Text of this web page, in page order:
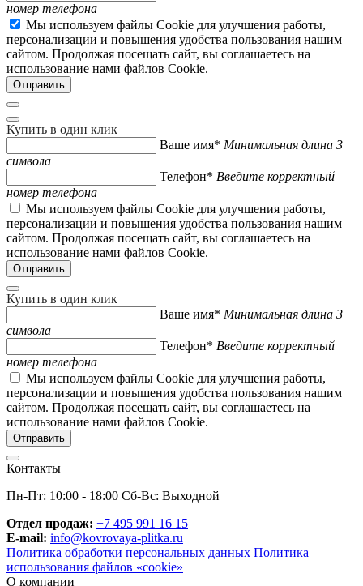
номер телефона
Мы используем файлы Cookie для улучшения работы,
персонализации и повышения удобства пользования нашим
сайтом. Продолжая посещать сайт, вы соглашаетесь на
использование нами файлов Cookie.
Купить в один клик
Ваше имя* Минимальная длина 3
символа
Телефон* Введите корректный
номер телефона
Мы используем файлы Cookie для улучшения работы,
персонализации и повышения удобства пользования нашим
сайтом. Продолжая посещать сайт, вы соглашаетесь на
использование нами файлов Cookie.
Купить в один клик
Ваше имя* Минимальная длина 3
символа
Телефон* Введите корректный
номер телефона
Мы используем файлы Cookie для улучшения работы,
персонализации и повышения удобства пользования нашим
сайтом. Продолжая посещать сайт, вы соглашаетесь на
использование нами файлов Cookie.
Контакты
Пн-Пт: 10:00 - 18:00 Сб-Вс: Выходной
Отдел продаж: +7 495 991 16 15
E-mail: info@kovrovaya-plitka.ru
Политика обработки персональных данных Политика
использования файлов «cookie»
О компании